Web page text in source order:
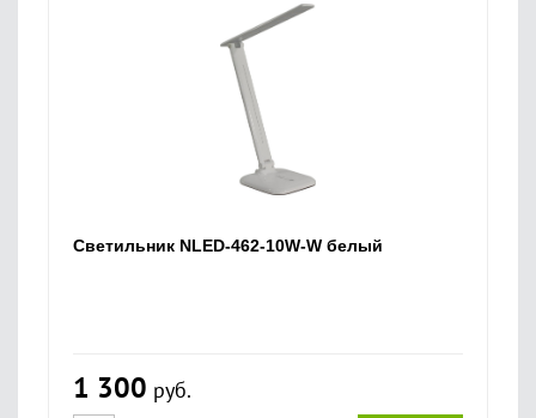
Светильник NLED-462-10W-W белый
1 300 руб.